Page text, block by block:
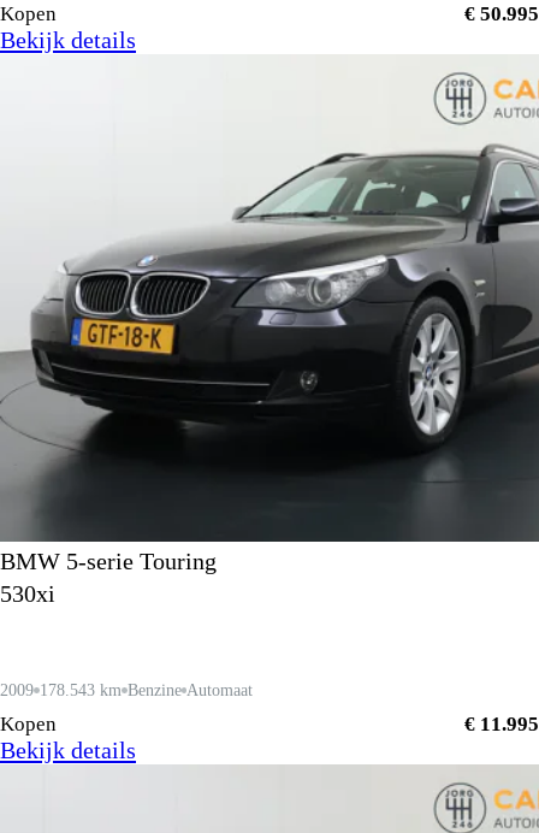
Kopen € 50.995
Bekijk details
BMW 5-serie Touring
530xi
2009 178.543 km Benzine Automaat
Kopen € 11.995
Bekijk details